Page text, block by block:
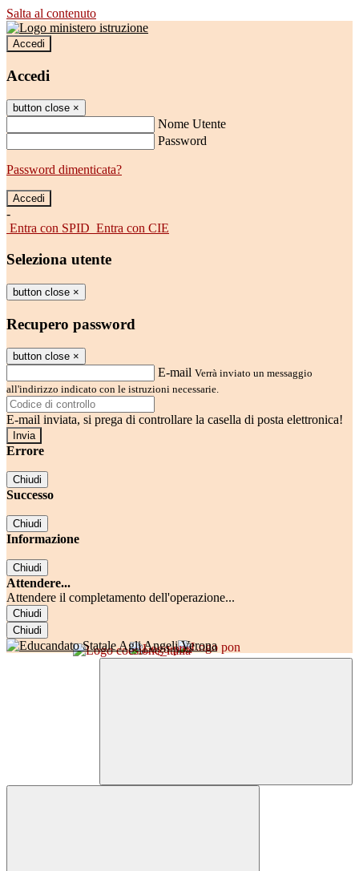
Salta al contenuto
Accedi
Accedi
button close ×
Nome Utente
Password
Password dimenticata?
-
Entra con SPID Entra con CIE
Seleziona utente
button close ×
Recupero password
button close ×
E-mail Verrà inviato un messaggio
all'indirizzo indicato con le istruzioni necessarie.
E-mail inviata, si prega di controllare la casella di posta elettronica!
Errore
Chiudi
Successo
Chiudi
Informazione
Chiudi
Attendere...
Attendere il completamento dell'operazione...
Chiudi
Chiudi